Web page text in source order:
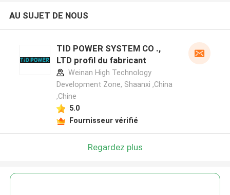
AU SUJET DE NOUS
TID POWER SYSTEM CO .,
LTD profil du fabricant
Weinan High Technology
Development Zone, Shaanxi ,China
,Chine
5.0
Fournisseur vérifié
Regardez plus